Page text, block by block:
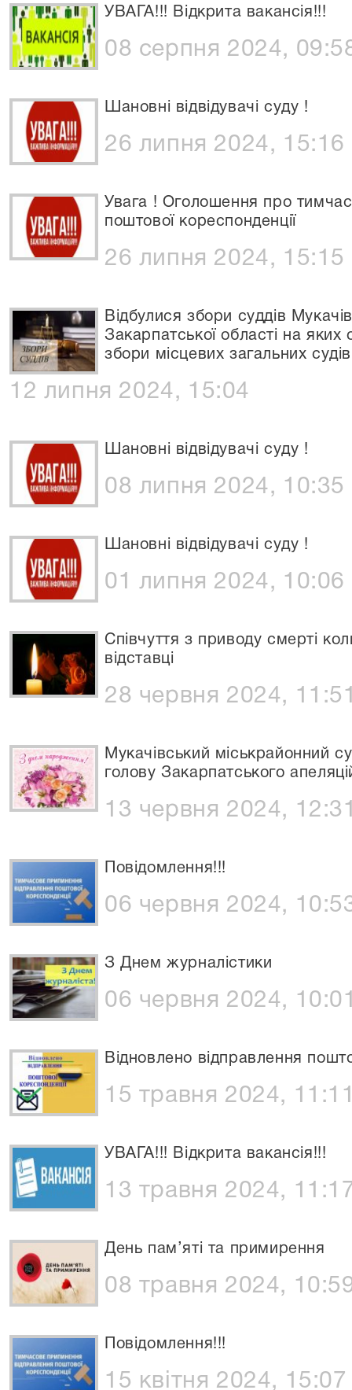
УВАГА!!! Відкрита вакансія!!!
08 серпня 2024,
Шановні відвідувачі суду !
26 липня 2024, 15:16
Увага ! Оголошення про
поштової кореспонденції
26 липня 2024, 15:15
Відбулися збори суддів
Закарпатської області на яких
збори місцевих загальних
12 липня 2024, 15:04
Шановні відвідувачі суду !
08 липня 2024, 10:35
Шановні відвідувачі суду !
01 липня 2024, 10:06
Співчуття з приводу смерті
відставці
28 червня 2024,
Мукачівський міськрайонний
голову Закарпатського
13 червня 2024,
Повідомлення!!!
06 червня 2024,
З Днем журналістики
06 червня 2024,
Відновлено відправлення
15 травня 2024,
УВАГА!!! Відкрита вакансія!!!
13 травня 2024,
День пам’яті та примирення
08 травня 2024,
Повідомлення!!!
15 квітня 2024, 15:07